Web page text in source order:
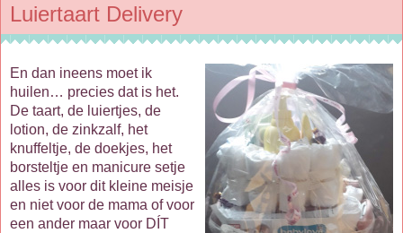
Luiertaart Delivery
En dan ineens moet ik
huilen… precies dat is het.
De taart, de luiertjes, de
lotion, de zinkzalf, het
knuffeltje, de doekjes, het
borsteltje en manicure setje
alles is voor dit kleine meisje
en niet voor de mama of voor
een ander maar voor DÍT